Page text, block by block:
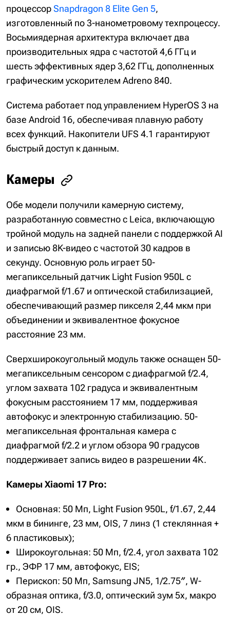
процессорSnapdragon 8 Elite Gen 5,
изготовленный по 3-нанометровому техпроцессу.
Восьмиядерная архитектура включает два
производительных ядра с частотой 4,6 ГГц и
шесть эффективных ядер 3,62 ГГц, дополненных
графическим ускорителем Adreno 840.
Система работает под управлением HyperOS 3 на
базе Android 16, обеспечивая плавную работу
всех функций. Накопители UFS 4.1 гарантируют
быстрый доступ к данным.
Камеры
Обе модели получили камерную систему,
разработанную совместно с Leica, включающую
тройной модуль на задней панели с поддержкой AI
и записью 8K-видео с частотой 30 кадров в
секунду. Основную роль играет 50-
мегапиксельный датчик Light Fusion 950L с
диафрагмой f/1.67 и оптической стабилизацией,
обеспечивающий размер пикселя 2,44 мкм при
объединении и эквивалентное фокусное
расстояние 23 мм.
Сверхширокоугольный модуль также оснащен 50-
мегапиксельным сенсором с диафрагмой f/2.4,
углом захвата 102 градуса и эквивалентным
фокусным расстоянием 17 мм, поддерживая
автофокус и электронную стабилизацию. 50-
мегапиксельная фронтальная камера с
диафрагмой f/2.2 и углом обзора 90 градусов
поддерживает запись видео в разрешении 4K.
Камеры Xiaomi 17 Pro:
Основная: 50 Мп, Light Fusion 950L, f/1.67, 2,44
мкм в бининге, 23 мм, OIS, 7 линз (1 стеклянная +
6 пластиковых);
Широкоугольная: 50 Мп, f/2.4, угол захвата 102
гр., ЭФР 17 мм, автофокус, EIS;
Перископ: 50 Мп, Samsung JN5, 1/2.75″, W-
образная оптика, f/3.0, оптический зум 5x, макро
от 20 см, OIS.